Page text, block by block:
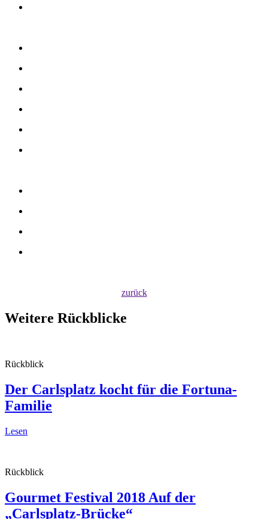
zurück
Weitere Rückblicke
Rückblick
Der Carlsplatz kocht für die Fortuna-
Familie
Lesen
Rückblick
Gourmet Festival 2018 Auf der
„Carlsplatz-Brücke“